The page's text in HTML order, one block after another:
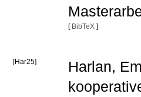
[ BibTeX ]
[Har25]
Harlan,